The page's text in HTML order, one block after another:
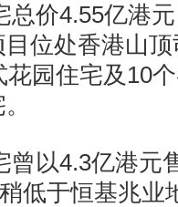
总价4.55亿港
位处香港山
园住宅及10
曾以4.3亿港元
低于恒基兆业